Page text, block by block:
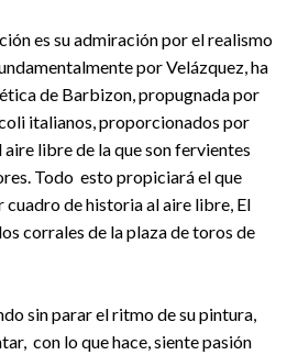
es su admiración por el realismo
por Velázquez, ha
de Barbizon, propugnada por
italianos, proporcionados por
aire libre de la que son fervientes
Todo esto propiciará el que
de historia al aire libre, El
corrales de la plaza de toros de
sin parar el ritmo de su pintura,
con lo que hace, siente pasión